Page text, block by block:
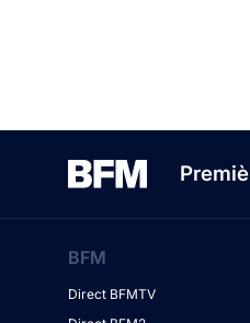
BFM
Direct BFMTV